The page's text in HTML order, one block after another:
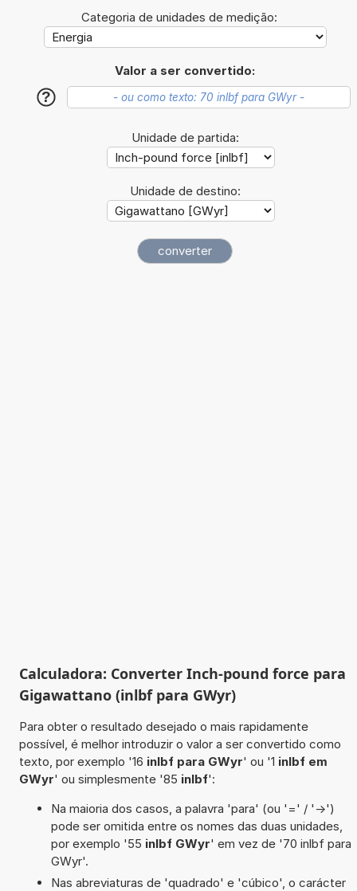
Categoria de unidades de medição:
Valor a ser convertido:
?
Unidade de partida:
Unidade de destino:
Calculadora: Converter Inch-pound force para
Gigawattano (inlbf para GWyr)
Para obter o resultado desejado o mais rapidamente
possível, é melhor introduzir o valor a ser convertido como
texto, por exemplo '16 inlbf para GWyr' ou '1 inlbf em
GWyr' ou simplesmente '85 inlbf':
Na maioria dos casos, a palavra 'para' (ou '=' / '->')
pode ser omitida entre os nomes das duas unidades,
por exemplo '55 inlbf GWyr' em vez de '70 inlbf para
GWyr'.
Nas abreviaturas de 'quadrado' e 'cúbico', o carácter